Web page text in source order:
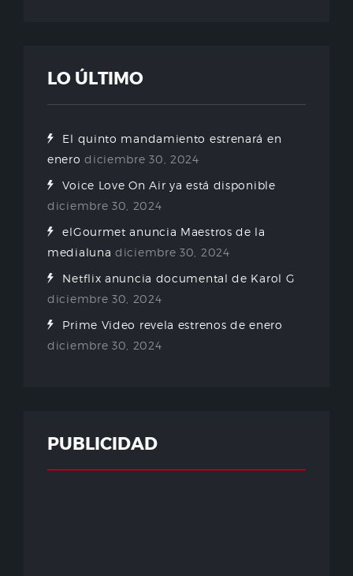
LO ÚLTIMO
El quinto mandamiento estrenará en
enero diciembre 30, 2024
Voice Love On Air ya está disponible
diciembre 30, 2024
elGourmet anuncia Maestros de la
medialuna diciembre 30, 2024
Netflix anuncia documental de Karol G
diciembre 30, 2024
Prime Video revela estrenos de enero
diciembre 30, 2024
PUBLICIDAD